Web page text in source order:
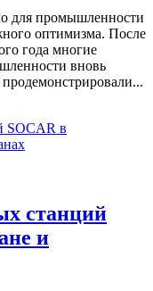
для промышленности
оптимизма. После
года многие
вновь
станций
и